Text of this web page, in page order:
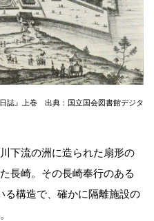
誌』上巻 出典：国立国会図書館デジタ
下流の洲に造られた扇形の
長崎。その長崎奉行のある
る構造で、確かに隔離施設の